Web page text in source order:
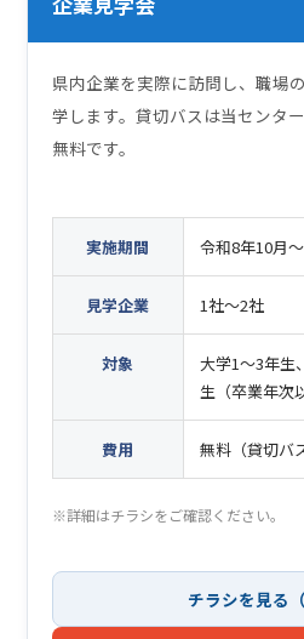
県内企業を実際に訪問し、職場
学します。貸切バスは当センタ
無料です。
実施期間 令和8年10月
見学企業 1社～2社
対象
大学1～3年生
生（卒業年次
費用 無料（貸切バ
※詳細はチラシをご確認ください。
チラシを見る（